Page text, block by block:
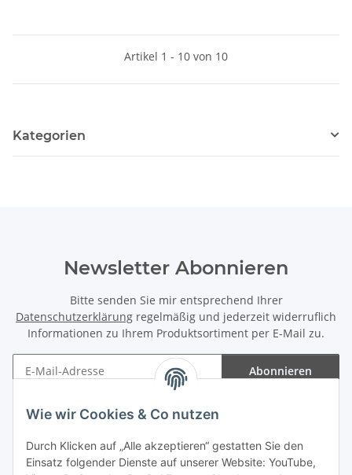
Wie wir Cookies & Co nutzen
Durch Klicken auf „Alle akzeptieren“ gestatten Sie den
Einsatz folgender Dienste auf unserer Website: YouTube,
Artikel 1 - 10 von 10
Kategorien
Newsletter Abonnieren
Bitte senden Sie mir entsprechend Ihrer
Datenschutzerklärung regelmäßig und jederzeit widerruflich
Informationen zu Ihrem Produktsortiment per E-Mail zu.
Abonnieren
Gesetzliche Informationen